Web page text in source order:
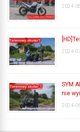
2024-
2024-
SYM
nie
2024-